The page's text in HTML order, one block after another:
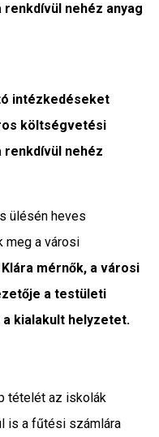
renkdívül nehéz anyag
intézkedéseket
költségvetési
renkdívül nehéz
ülésén heves
meg a városi
mérnők, a városi
a testületi
kialakult helyzetet.
tételét az iskolák
is a fűtési számlára